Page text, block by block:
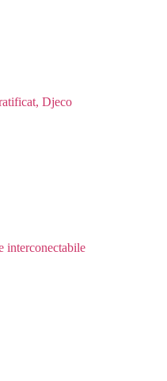
Djeco
interconectabile